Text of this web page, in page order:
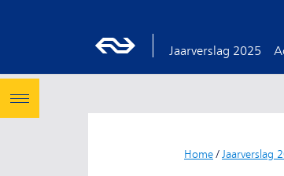
Jaarverslag 2025
Home/ Jaarverslag